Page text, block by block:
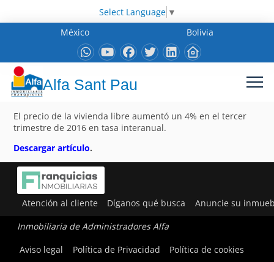
Select Language ▼
México
Bolivia
Alfa Sant Pau
El precio de la vivienda libre aumentó un 4% en el tercer
trimestre de 2016 en tasa interanual.
Descargar artículo.
Atención al cliente Díganos qué busca Anuncie su
Inmobiliaria de Administradores Alfa
Aviso legal
Política de Privacidad Política de cookies